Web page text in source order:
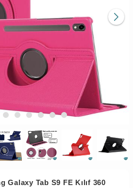
Galaxy Tab S9 FE Kılıf 360